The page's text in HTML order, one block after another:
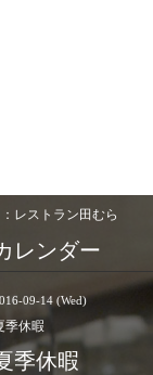
レストラン田むら
レンダー
09-14 (Wed)
季休暇
季休暇